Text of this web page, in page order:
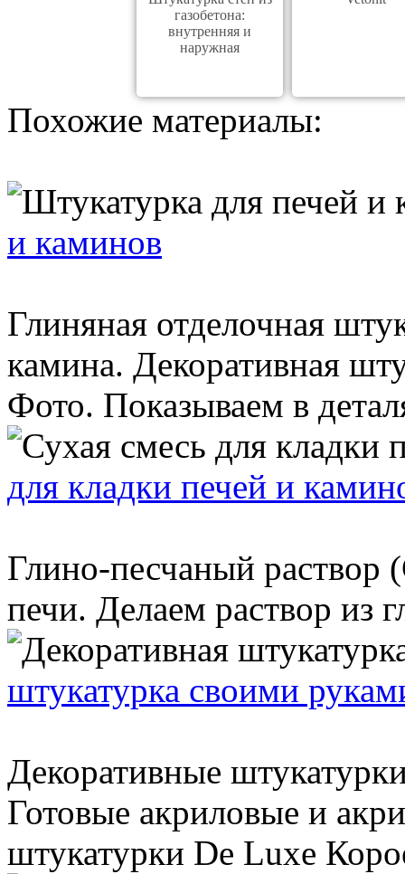
газобетона:
внутренняя и
наружная
Похожие материалы:
и каминов
Глиняная отделочная
камина. Декоративная
Фото. Показываем в
для кладки печей и
Глино-песчаный раствор
печи. Делаем раствор из
штукатурка своими
Декоративные
Готовые акриловые и
штукатурки De Luxe